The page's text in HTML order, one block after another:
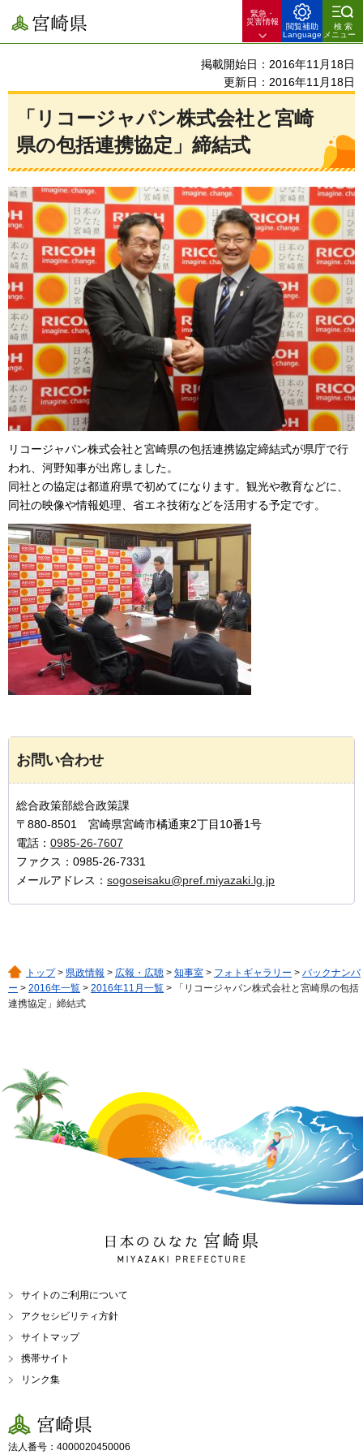
宮崎県
緊急・
災害情報
閲覧補助
Language
検索
メニュー
掲載開始日：2016年11月18日
更新日：2016年11月18日
「リコージャパン株式会社と宮崎
県の包括連携協定」締結式
リコージャパン株式会社と宮崎県の包括連携協定締結式が県庁で行
われ、河野知事が出席しました。
同社との協定は都道府県で初めてになります。観光や教育などに、
同社の映像や情報処理、省エネ技術などを活用する予定です。
お問い合わせ
総合政策部総合政策課
〒880-8501 宮崎県宮崎市橘通東2丁目10番1号
電話： 0985-26-7607
ファクス：0985-26-7331
メールアドレス： sogoseisaku@pref.miyazaki.lg.jp
トップ> 県政情報 > 広報・広聴 > 知事室 > フォトギャラリー > バックナンバ
ー > 2016年一覧 > 2016年11月一覧 > 「リコージャパン株式会社と宮崎県の包括
連携協定」締結式
日本のひなた 宮崎県
MIYAZAKI PREFECTURE
サイトのご利用について
アクセシビリティ方針
サイトマップ
携帯サイト
リンク集
宮崎県
法人番号：4000020450006